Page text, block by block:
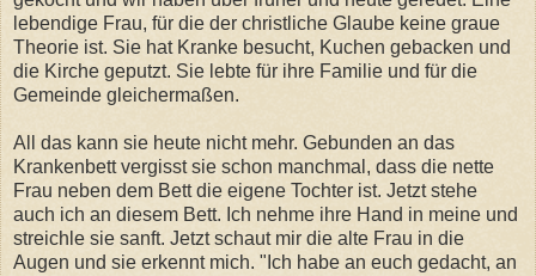
lebendige Frau, für die der christliche Glaube keine graue
Theorie ist. Sie hat Kranke besucht, Kuchen gebacken und
die Kirche geputzt. Sie lebte für ihre Familie und für die
Gemeinde gleichermaßen.
All das kann sie heute nicht mehr. Gebunden an das
Krankenbett vergisst sie schon manchmal, dass die nette
Frau neben dem Bett die eigene Tochter ist. Jetzt stehe
auch ich an diesem Bett. Ich nehme ihre Hand in meine und
streichle sie sanft. Jetzt schaut mir die alte Frau in die
Augen und sie erkennt mich. "Ich habe an euch gedacht, an